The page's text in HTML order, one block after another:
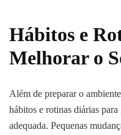
Hábitos e
Melhorar o
Além de preparar o
hábitos e rotinas diárias
adequada. Pequenas